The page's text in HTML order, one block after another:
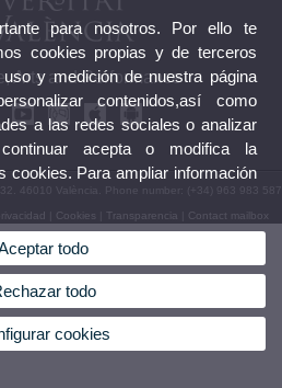
Arts and Performance
46010 València. Phone number: (+34) 963 983 587
Cookies Transparencia Contact mailbox
para nosotros. Por ello te
cookies propias y de terceros
y medición de nuestra página
contenidos,así como
a las redes sociales o analizar
acepta o modifica la
cookies. Para ampliar información
todo
todo
cookies